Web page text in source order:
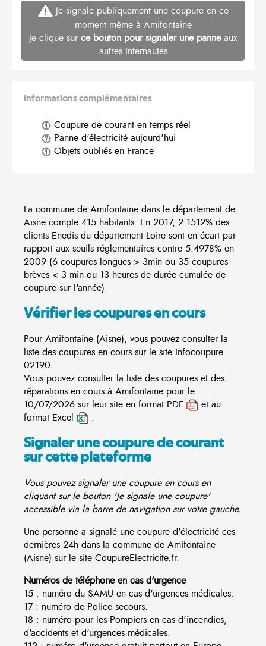
Je signale publiquement une coupure en ce
moment même à Amifontaine
Je clique sur ce bouton pour signaler une panneaux
autres Internautes
Informations complémentaires
Coupure de courant en temps réel
Panne d'électricité aujourd'hui
Objets oubliés en France
La commune de Amifontaine dans le département de
Aisne compte 415 habitants. En 2017, 2.1512% des
clients Enedis du département Loire sont en écart par
rapport aux seuils réglementaires contre 5.4978% en
2009 (6 coupures longues > 3min ou 35 coupures
brèves < 3 min ou 13 heures de durée cumulée de
coupure sur l'année).
Vérifier les coupures en cours
Pour Amifontaine (Aisne), vous pouvez consulter la
liste des coupures en cours sur le site Infocoupure
02190.
Vous pouvez consulter la liste des coupures et des
réparations en cours à Amifontaine pour le
10/07/2026 sur leur site en format PDF
et au
format Excel
.
Signaler une coupure de courant
sur cette plateforme
Vous pouvez signaler une coupure en cours en
cliquant sur le bouton 'Je signale une coupure'
accessible via la barre de navigation sur votre gauche.
Une personne a signalé une coupure d'électricité ces
dernières 24h dans la commune de Amifontaine
(Aisne) sur le site CoupureElectricite.fr.
Numéros de téléphone en cas d'urgence
15 : numéro du SAMU en cas d'urgences médicales.
17 : numéro de Police secours.
18 : numéro pour les Pompiers en cas d'incendies,
d'accidents et d'urgences médicales.